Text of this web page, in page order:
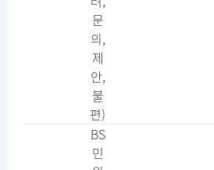
문
의,
제
안,
불
편)
BS
민